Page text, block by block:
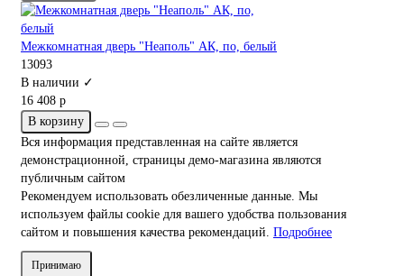
Межкомнатная дверь "Неаполь" АК, по, белый
13093
В наличии ✓
16 408 р
В корзину
Вся информация представленная на сайте является
демонстрационной, страницы демо-магазина являются
публичным сайтом
Рекомендуем использовать обезличенные данные. Мы
используем файлы cookie для вашего удобства пользования
сайтом и повышения качества рекомендаций. Подробнее
Принимаю